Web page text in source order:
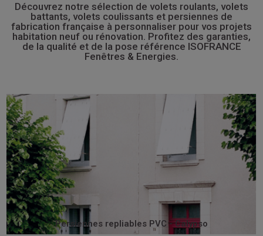
Découvrez notre sélection de volets roulants, volets
battants, volets coulissants et persiennes de
fabrication française à personnaliser pour vos projets
habitation neuf ou rénovation. Profitez des garanties,
de la qualité et de la pose référence ISOFRANCE
Fenêtres & Energies.
Persiennes repliables PVC - Calypso
Persiennes repliables PVC - Calypso
Les persiennes repliables en PVC CALYPSO sont
composées de lames verticales alvéolaires assemblées
par des broches aluminium, traversant chaque panneau
et rivetées sur des paumelles en acier zingué ou inox.
C’est la persienne idéale pour mener à bien une